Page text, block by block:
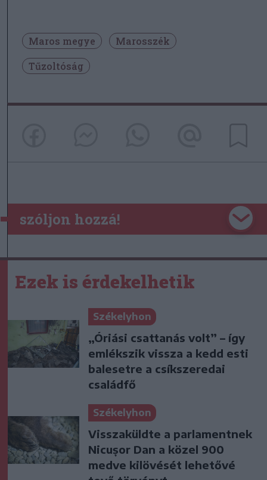
Maros megye
Marosszék
Tűzoltóság
szóljon hozzá!
Ezek is érdekelhetik
Székelyhon
„Óriási csattanás volt” – így
emlékszik vissza a kedd esti
balesetre a csíkszeredai
családfő
Székelyhon
Visszaküldte a parlamentnek
Nicușor Dan a közel 900
medve kilövését lehetővé